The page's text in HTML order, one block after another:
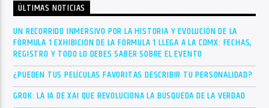
ÚLTIMAS NOTICIAS
UN RECORRIDO INMERSIVO POR LA HISTORIA Y EVOLUCIÓN DE LA
FÓRMULA 1 EXHIBICIÓN DE LA FÓRMULA 1 LLEGA A LA CDMX: FECHAS,
REGISTRO Y TODO LO DEBES SABER SOBRE EL EVENTO
¿PUEDEN TUS PELÍCULAS FAVORITAS DESCRIBIR TU PERSONALIDAD?
GROK: LA IA DE XAI QUE REVOLUCIONA LA BÚSQUEDA DE LA VERDAD